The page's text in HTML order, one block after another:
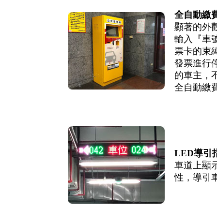
全自動繳
顯著的外
輸入『車
票卡的束
發票進行
的車主，
全自動繳
LED導引
車道上顯
性，導引